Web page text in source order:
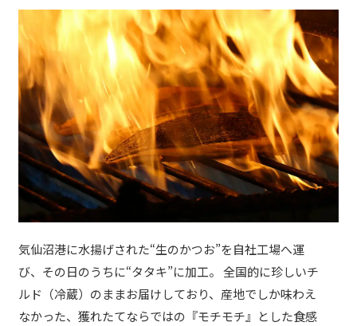
気仙沼港に水揚げされた“生のかつお”を自社工場へ運
び、その日のうちに“タタキ”に加工。 全国的に珍しいチ
ルド（冷蔵）のままお届けしており、産地でしか味わえ
なかった、獲れたてならではの『モチモチ』とした食感